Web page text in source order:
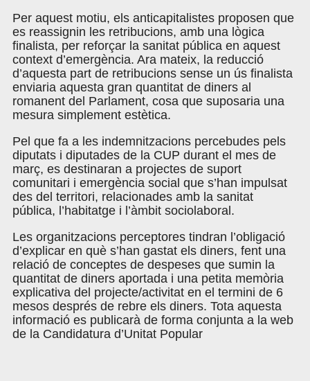
Per aquest motiu, els anticapitalistes proposen que
es reassignin les retribucions, amb una lògica
finalista, per reforçar la sanitat pública en aquest
context d’emergència. Ara mateix, la reducció
d’aquesta part de retribucions sense un ús finalista
enviaria aquesta gran quantitat de diners al
romanent del Parlament, cosa que suposaria una
mesura simplement estètica.
Pel que fa a les indemnitzacions percebudes pels
diputats i diputades de la CUP durant el mes de
març, es destinaran a projectes de suport
comunitari i emergència social que s’han impulsat
des del territori, relacionades amb la sanitat
pública, l’habitatge i l’àmbit sociolaboral.
Les organitzacions perceptores tindran l’obligació
d’explicar en què s’han gastat els diners, fent una
relació de conceptes de despeses que sumin la
quantitat de diners aportada i una petita memòria
explicativa del projecte/activitat en el termini de 6
mesos després de rebre els diners. Tota aquesta
informació es publicarà de forma conjunta a la web
de la Candidatura d’Unitat Popular